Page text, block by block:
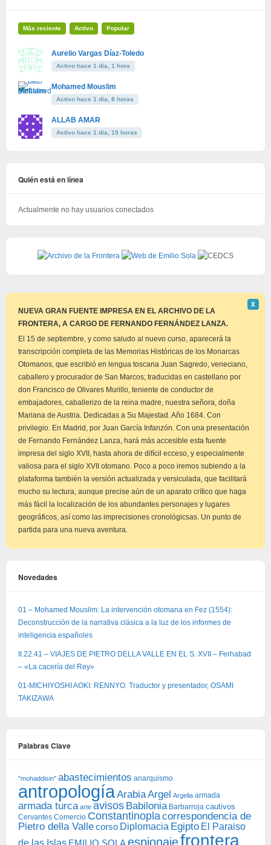
Más reciente Activo Popular
Aurelio Vargas Díaz-Toledo
Activo hace 1 dia, 1 hora
Mohamed Mouslim
Activo hace 1 dia, 8 horas
ALLAB AMAR
Activo hace 1 dia, 15 horas
Quién está en línea
Actualmente no hay usuarios conectados
NUEVA GRAN FUENTE IMPRESA EN EL ARCHIVO DE LA
FRONTERA, A CARGO DE FERNANDO FERNÁNDEZ LANZA.
este
Χ
El 15 de septiembre, y como saludo al nuevo curso, aparecerá la
transcripción completa de las Memorias Históricas de los Monarcas
Otomanos, que escribió en lengua toscana Juan Sagredo, veneciano,
caballero y procurador de San Marcos; traducidas en castellano por
don Francisco de Olivares Murillo, teniente de conductor de
embajadores, caballerizo de la reina madre, nuestra señora, doña
Mariana de Austria. Dedicadas a Su Majestad. Año 1684. Con
privilegio. En Madrid, por Juan García Infanzón. Con una presentación
de Fernando Fernández Lanza, hará más accesible esta fuente
impresa del siglo XVII, hasta ahora de difícil ecceso, y especialmente
valiosa para el siglo XVII otomano. Poco a poco iremos subiendo a la
plataforma también la versión actualizada y versiculada, que facilitará
mucho su lectura, aunque precise aún de un aparato crítico que haga
más fácil la localización de los abundantes personajes y lugares
geográficos, así como las imprecisiones cronológicsas. Un punto de
partida para una nueva aventura.
Novedades
01 – Mohamed Mouslim: La intervención otomana en Fez (1554):
Deconstrucción de la narrativa clásica a la luz de los informes de
inteligencia españoles
II.22.41 – VIAJES DE PIETRO DELLA VALLE EN EL S. XVII – Ferhabad
– «La cacería del Rey»
01-MICHIYOSHI AOKI: RENNYO. Traductor y presentador, OSAMI
TAKIZAWA
Palabras Clave
"mohaddisin" abastecimientos anarquismo
antropología ArabiaArgel Argelia armada
armada turca arte avisos Babilonia Barbarroja cautivos
Cervantes Comercio Constantinopla correspondencia de
Pietro della Vallecorso Diplomacia Egipto El Paraiso
de las Islas EMILIO SOLA espionajefrontera